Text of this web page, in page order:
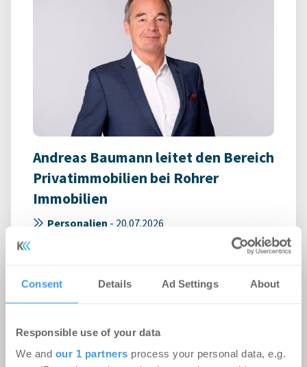
Consent Details Ad Settings About
Responsible use of your data
We and our 1 partners process your personal data, e.g.
Andreas Baumann leitet den Bereich
Privatimmobilien bei Rohrer
Immobilien
Personalien - 20.07.2026
Langjährige Erfahrung im Neubauvertrieb und in
Grundstücke